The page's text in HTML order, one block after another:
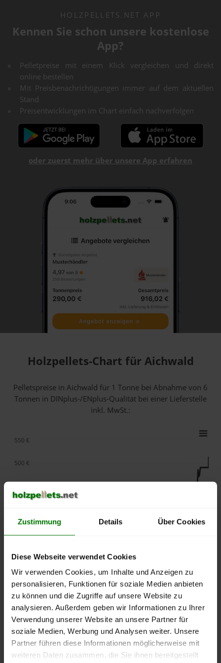
Zustimmung Details Über Cookies
Diese Webseite verwendet Cookies
Wir verwenden Cookies, um Inhalte und Anzeigen zu
personalisieren, Funktionen für soziale Medien anbieten
zu können und die Zugriffe auf unsere Website zu
analysieren. Außerdem geben wir Informationen zu Ihrer
Verwendung unserer Website an unsere Partner für
soziale Medien, Werbung und Analysen weiter. Unsere
Partner führen diese Informationen möglicherweise mit
weiteren Daten zusammen, die Sie ihnen bereitgestellt
HOLZPELLETS.NET APP
Kennen Sie schon unsere kostenlose
App?
Pelletpreise mit einem Klick vergleichen und direkt
online bestellen
Mit Preisbenachrichtigungen immer auf dem aktuellen
Stand
Preisentwicklungen im Chart einfach nachverfolgen
oder zuerst mehr über unsere App erfahren
Holzpellets-Chart für Aichwald
Pelletspreise in Aichwald für 1 Tonne bei Abnahmevon 6
Tonnen in DINplus-/ENplus-Qualität bei einer Lieferstelle
inkl. MwSt.:
lose Ware Sackware
September
Januar
Mai
250 €
300 €
500 €
550 €
Die aktuelle Preisentwicklung für Holzpellets in Deutschland
können Sie jederzeit auf unsererPelletspreise-Seite
nachvollziehen.